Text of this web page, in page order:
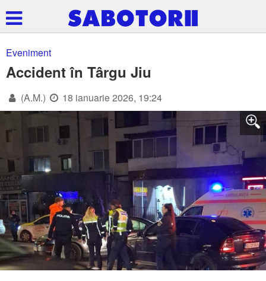
Eveniment
Accident în Târgu Jiu
(A.M.) 18 ianuarie 2026, 19:24